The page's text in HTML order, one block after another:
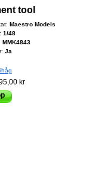
tool
Maestro Models
1/48
MMK4843
Ja
kr